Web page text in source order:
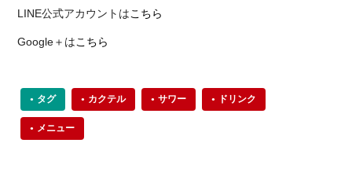
LINE公式アカウントはこちら
Google＋はこちら
タグ カクテル サワー ドリンク
メニュー